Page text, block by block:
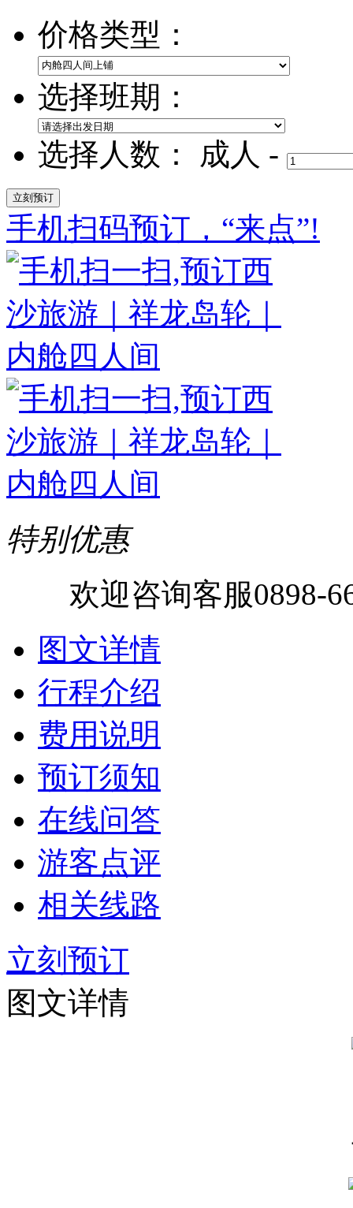
价格类型：
选择班期：
选择人数：
成人 -
手机扫码预订，“来点”!
特别优惠
欢迎咨询客服0898-
图文详情
行程介绍
费用说明
预订须知
在线问答
游客点评
相关线路
立刻预订
图文详情